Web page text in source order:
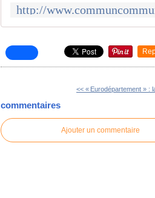
<< « Eurodépartement » :
commentaires
Ajouter un commentaire